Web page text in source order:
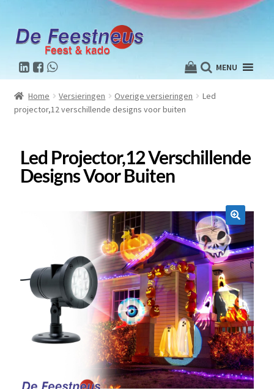
MENU
Home Versieringen Overige versieringen
Led
projector,12 verschillende designs voor buiten
Led Projector,12 Verschillende
Designs Voor Buiten
🔍